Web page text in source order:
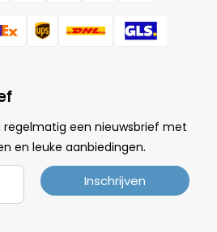
regelmatig een nieuwsbrief met
en leuke aanbiedingen.
Inschrijven